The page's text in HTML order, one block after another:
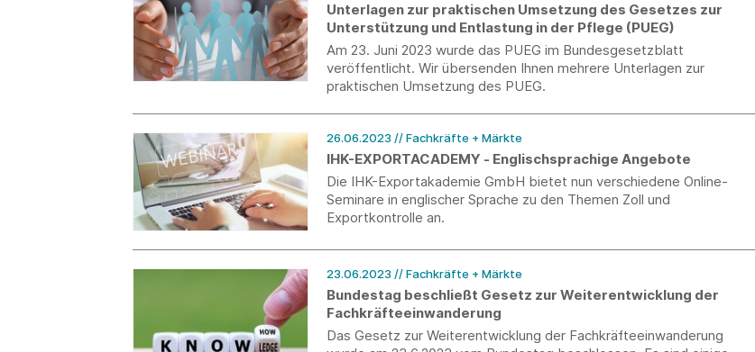
Unterlagen zur praktischen Umsetzung des Gesetzes zur
Unterstützung und Entlastung in der Pflege (PUEG)
Am 23. Juni 2023 wurde das PUEG im Bundesgesetzblatt
veröffentlicht. Wir übersenden Ihnen mehrere Unterlagen zur
praktischen Umsetzung des PUEG.
26.06.2023 // Fachkräfte + Märkte
IHK-EXPORTACADEMY - Englischsprachige Angebote
Die IHK-Exportakademie GmbH bietet nun verschiedene Online-
Seminare in englischer Sprache zu den Themen Zoll und
Exportkontrolle an.
23.06.2023 // Fachkräfte + Märkte
Bundestag beschließt Gesetz zur Weiterentwicklung der
Fachkräfteeinwanderung
Das Gesetz zur Weiterentwicklung der Fachkräfteeinwanderung